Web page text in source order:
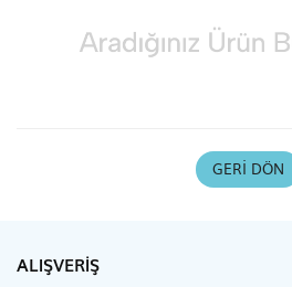
Scooter Çeşitleri
GERI DÖN
ALIŞVERİŞ